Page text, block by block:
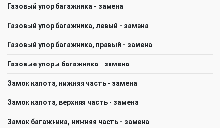
Газовый упор багажника - замена
Газовый упор багажника, левый - замена
Газовый упор багажника, правый - замена
Газовые упоры багажника - замена
Замок капота, нижняя часть - замена
Замок капота, верхняя часть - замена
Замок багажника, нижняя часть - замена